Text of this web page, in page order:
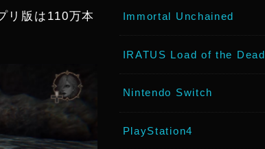
リ版は110万本
Immortal Unchained
IRATUS Load of the Dead
Nintendo Switch
PlayStation4